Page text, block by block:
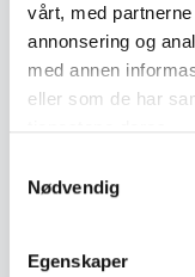
vårt, med
annonsering og
med annen
eller som de har
Nødvendig
Egenskaper
← Previous lot
#244
Description
Jernvarefabrikk